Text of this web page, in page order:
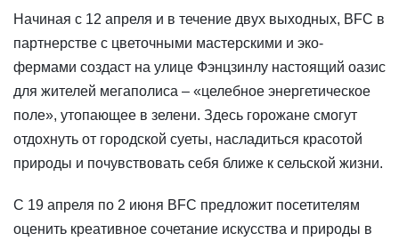
Начиная с 12 апреля и в течение двух выходных, BFC в
партнерстве с цветочными мастерскими и эко-
фермами создаст на улице Фэнцзинлу настоящий оазис
для жителей мегаполиса – «целебное энергетическое
поле», утопающее в зелени. Здесь горожане смогут
отдохнуть от городской суеты, насладиться красотой
природы и почувствовать себя ближе к сельской жизни.
С 19 апреля по 2 июня BFC предложит посетителям
оценить креативное сочетание искусства и природы в